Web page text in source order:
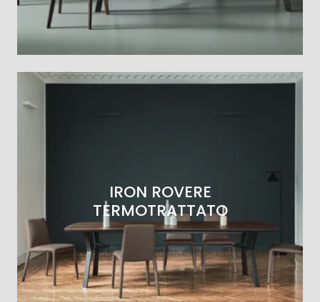
IRON ROVERE
TERMOTRATTATO